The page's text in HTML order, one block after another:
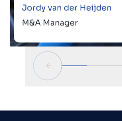
Jordy van der Heijden
M&A Manager